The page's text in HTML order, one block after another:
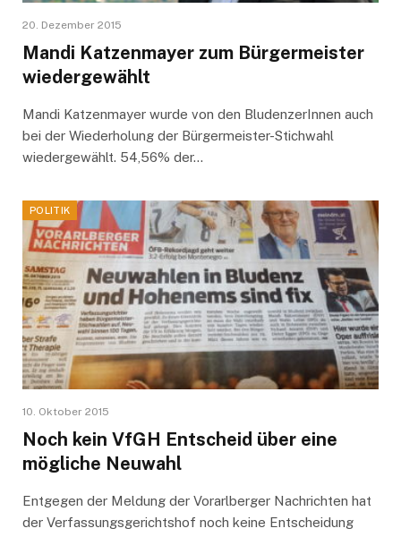
20. Dezember 2015
Mandi Katzenmayer zum Bürgermeister
wiedergewählt
Mandi Katzenmayer wurde von den BludenzerInnen auch
bei der Wiederholung der Bürgermeister-Stichwahl
wiedergewählt. 54,56% der…
POLITIK
10. Oktober 2015
Noch kein VfGH Entscheid über eine
mögliche Neuwahl
Entgegen der Meldung der Vorarlberger Nachrichten hat
der Verfassungsgerichtshof noch keine Entscheidung